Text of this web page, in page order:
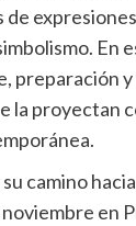
de
En
preparación
la proyectan
camino
en